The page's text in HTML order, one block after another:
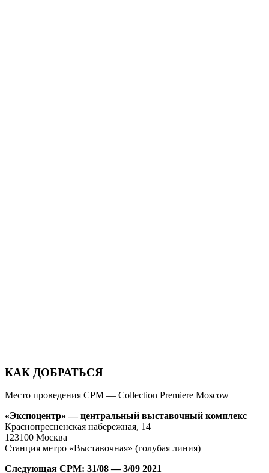
КАК ДОБРАТЬСЯ
Место проведения CPM — Collection Premiere Moscow
«Экспоцентр» — центральный выставочный комплекс
Краснопресненская набережная, 14
123100 Москва
Станция метро «Выставочная» (голубая линия)
Следующая CPM: 31/08 — 3/09 2021